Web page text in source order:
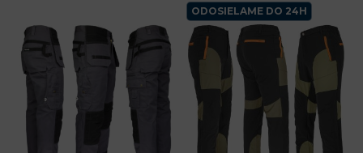
ODOSIELAME DO 24H